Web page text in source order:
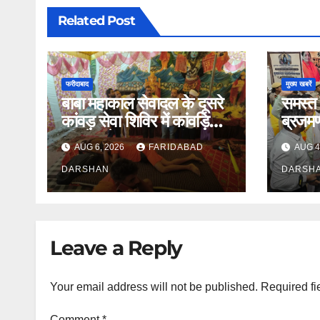
Related Post
फरीदाबाद
बाबा महाकाल सेवादल के दूसरे
कांवड़ सेवा शिविर में कांवड़ियों
की सेवा के व्यापक प्रबंध
AUG 6, 2026 FARIDABAD
DARSHAN
मुख्य खबरें
समस्त
सम्पन्न
AUG
Leave a Reply
Your email address will not be published. Required